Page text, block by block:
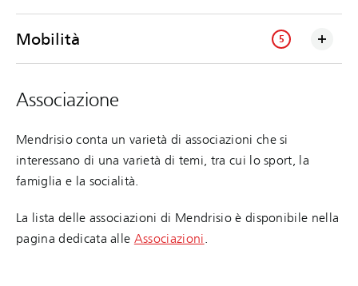
Mobilità 5
Associazione
Mendrisio conta un varietà di associazioni che si
interessano di una varietà di temi, tra cui lo sport, la
famiglia e la socialità.
La lista delle associazioni di Mendrisio è disponibile nella
pagina dedicata alle Associazioni.